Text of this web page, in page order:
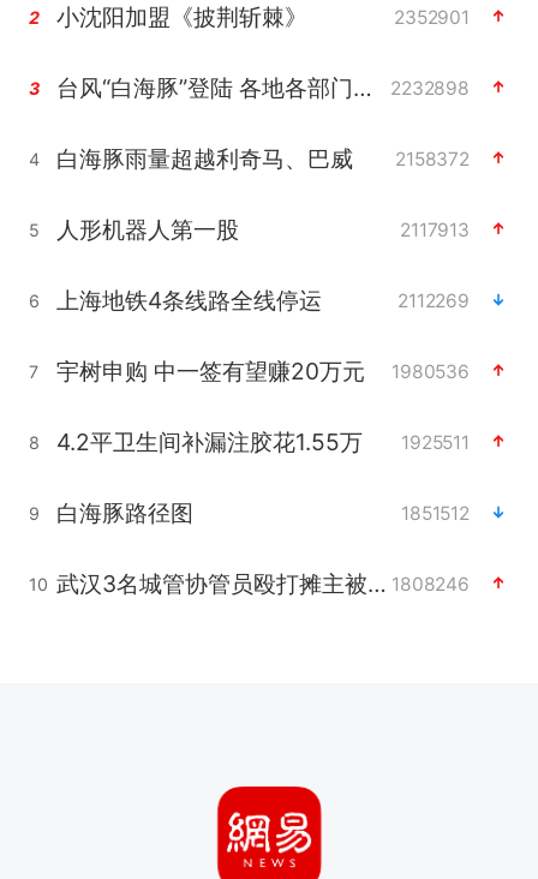
2 小沈阳加盟《披荆斩棘》 2352901
3 台风“白海豚”登陆 各地各部门全力应对 2232898
4 白海豚雨量超越利奇马、巴威 2158372
5 人形机器人第一股 2117913
6 上海地铁4条线路全线停运 2112269
7 宇树申购 中一签有望赚20万元 1980536
8 4.2平卫生间补漏注胶花1.55万 1925511
9 白海豚路径图 1851512
10 武汉3名城管协管员殴打摊主被刑拘 1808246